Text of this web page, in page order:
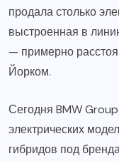
продала столько
выстроенная в
— примерно
Йорком.
Сегодня BMW
электрических
гибридов под